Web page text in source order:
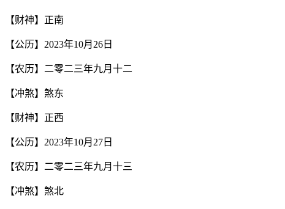
【财神】正南
【公历】2023年10月26日
【农历】二零二三年九月十二
【冲煞】煞东
【财神】正西
【公历】2023年10月27日
【农历】二零二三年九月十三
【冲煞】煞北